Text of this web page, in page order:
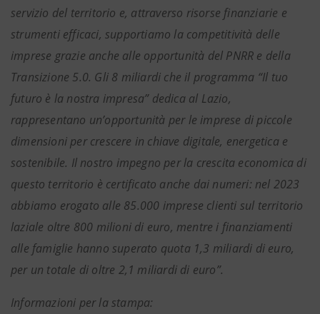
servizio del territorio e, attraverso risorse finanziarie e
strumenti efficaci, supportiamo la competitività delle
imprese grazie anche alle opportunità del PNRR e della
Transizione 5.0. Gli 8 miliardi che il programma “Il tuo
futuro è la nostra impresa” dedica al Lazio,
rappresentano un’opportunità per le imprese di piccole
dimensioni per crescere in chiave digitale, energetica e
sostenibile. Il nostro impegno per la crescita economica di
questo territorio è certificato anche dai numeri: nel 2023
abbiamo erogato alle 85.000 imprese clienti sul territorio
laziale oltre 800 milioni di euro, mentre i finanziamenti
alle famiglie hanno superato quota 1,3 miliardi di euro,
per un totale di oltre 2,1 miliardi di euro”.
Informazioni per la stampa: